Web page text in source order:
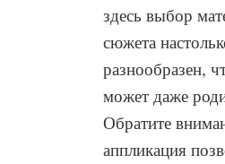
здесь выбор
сюжета
разнообразен,
может даже
Обратите
аппликация